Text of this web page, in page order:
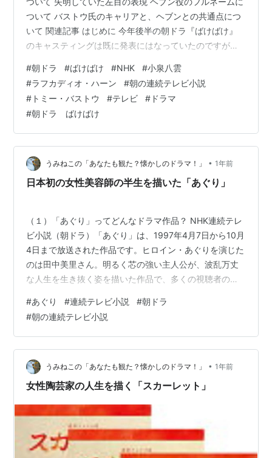
ついて バストウ氏のキャリアと、ヘブンとの共通点につ
いて 関連記事 はじめに 今年後半の朝ドラ『ばけばけ』
のキャスティングは既に発表にはなっていたのですが、
する英語教師、ヘブンの役名のフルネームが未発表だっ
たので、この記事で他のことと絡めて語りたいと思いま
す。 キャスト発表時の記事↓
kabuchuhistory.hatenadiary.jp ヘブン役のトミー・バス
トウ氏と八雲の特徴について www3.nhk.or.jp 先日ドラ
マの撮影風…
#朝ドラ #ばけばけ #NHK #小泉八雲
#ラフカディオ・ハーン #朝の連続テレビ小説
# トミー・バストウ #テレビ # ドラマ
#朝ドラ ばけばけ
うみねこの「あなたも観た？懐かしのドラマ！」 • 1年前
日本初の女性美容師の半生を描いた「あぐり」
（１）「あぐり」ってどんなドラマ作品？ NHK連続テレ
ビ小説（朝ドラ）「あぐり」は、1997年4月7日から10月
4日まで放送された作品です。ヒロイン・あぐりを演じた
のは田中美里さん。明るく芯の強い主人公が、波乱万丈
な人生を生き抜く姿を描いた作品で、多くの視聴者の心
ひとりである吉行あぐりさんの半生をモデルにしてお
り、戦前・戦中・戦後を生き抜いた女性の強さや時代の
変遷が丁寧に描かれています。 見どころの一つは、ヒロ
インの成長と家族の絆です。あぐりは親の決めた結婚を
受け入れるものの、夫・エイスケの奔放な性格に振り回
される日々が続きます。しかし、美容…
#あぐり #連続テレビ小説 #朝ドラ
#朝の連続テレビ小説
うみねこの「あなたも観た？懐かしのドラマ！」 • 1年前
女性陶芸家の人生を描く「スカーレット」